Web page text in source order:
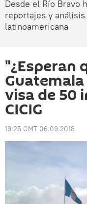
Desde el Río Bravo
reportajes y
latinoamericana
"¿Esperan
visa de 50
CICIG
19:25 GMT 06.09.2018